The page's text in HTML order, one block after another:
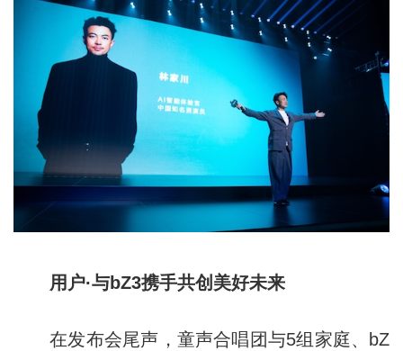
用户·与bZ3携手共创美好未来
在发布会尾声，童声合唱团与5组家庭、bZ